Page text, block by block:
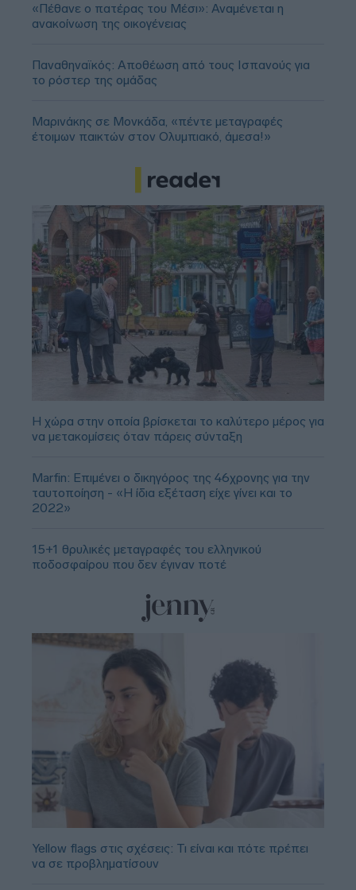
«Πέθανε ο πατέρας του Μέσι»: Αναμένεται η
ανακοίνωση της οικογένειας
Παναθηναϊκός: Αποθέωση από τους Ισπανούς για
το ρόστερ της ομάδας
Μαρινάκης σε Μονκάδα, «πέντε μεταγραφές
έτοιμων παικτών στον Ολυμπιακό, άμεσα!»
Η χώρα στην οποία βρίσκεται το καλύτερο μέρος για
να μετακομίσεις όταν πάρεις σύνταξη
Marfin: Επιμένει ο δικηγόρος της 46χρονης για την
ταυτοποίηση - «Η ίδια εξέταση είχε γίνει και το
2022»
15+1 θρυλικές μεταγραφές του ελληνικού
ποδοσφαίρου που δεν έγιναν ποτέ
Yellow flags στις σχέσεις: Τι είναι και πότε πρέπει
να σε προβληματίσουν